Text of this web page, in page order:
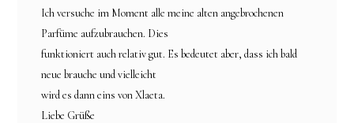
Ich versuche im Moment alle meine alten angebrochenen
Parfüme aufzubrauchen. Dies
funktioniert auch relativ gut. Es bedeutet aber, dass ich bald
neue brauche und vielleicht
wird es dann eins von Xlaeta.
Liebe Grüße